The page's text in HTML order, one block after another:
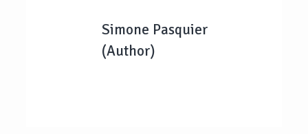
Simone Pasquier
(Author)